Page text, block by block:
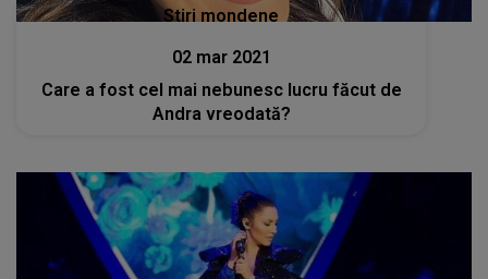
Stiri mondene
02 mar 2021
Care a fost cel mai nebunesc lucru făcut de
Andra vreodată?